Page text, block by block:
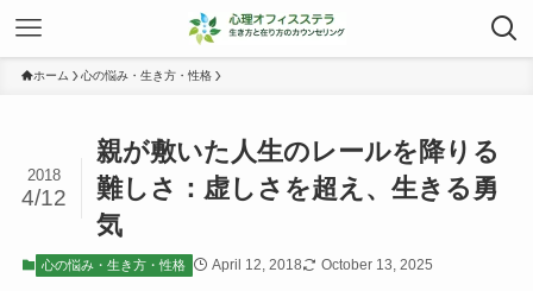
ホーム 心の悩み・生き方・性格
親が敷いた人生のレールを降りる
難しさ：虚しさを超え、生きる勇
気
2018
4/12
心の悩み・生き方・性格 April 12, 2018 October 13, 2025